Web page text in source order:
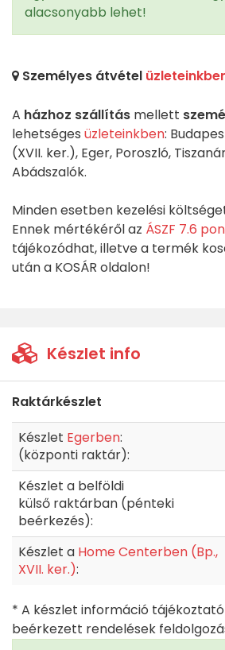
alacsonyabb lehet!
Személyes átvétel
A házhoz szállítás mellett
lehetséges üzleteinkben:
(XVII. ker.), Eger, Poroszló,
Abádszalók.
Minden esetben kezelési
Ennek mértékéről az ÁSZF 7.6
tájékozódhat, illetve a termék
után a KOSÁR oldalon!
Készlet info
Raktárkészlet
Készlet Egerben:
(központi raktár):
Készlet a belföldi
külső raktárban (pénteki
beérkezés):
Készlet a Home Centerben (Bp.,
XVII. ker.):
* A készlet információ
beérkezett rendelések